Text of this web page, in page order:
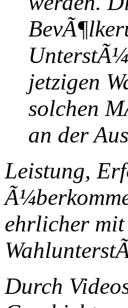
jetzigen
solchen
an der
Leistung,
ehrlicher
Durch